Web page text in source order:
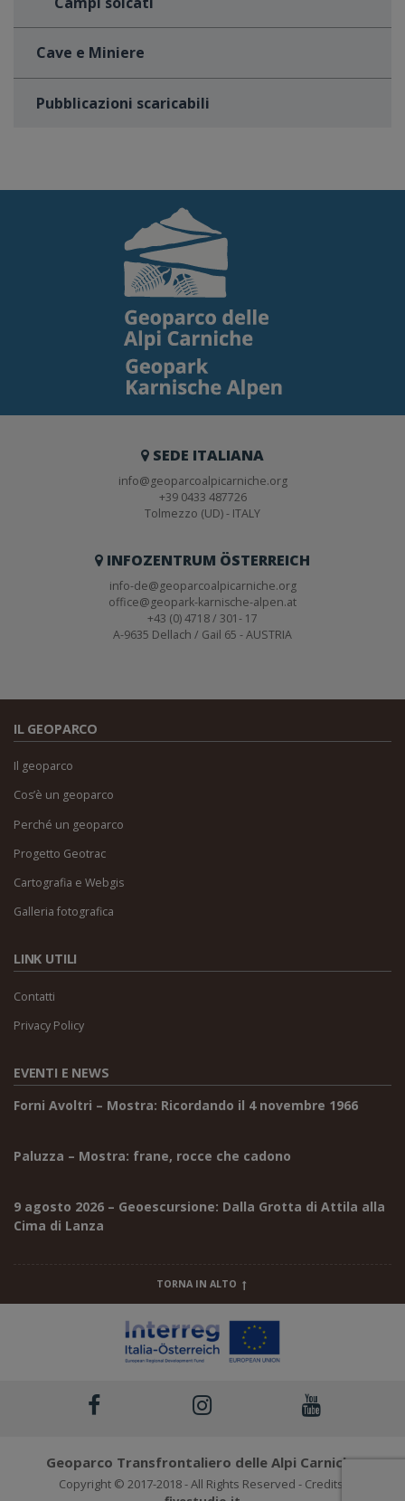
Cave e Miniere
Pubblicazioni scaricabili
SEDE ITALIANA
info@geoparcoalpicarniche.org
+39 0433 487726
Tolmezzo (UD) - ITALY
INFOZENTRUM ÖSTERREICH
info-de@geoparcoalpicarniche.org
office@geopark-karnische-alpen.at
+43 (0) 4718 / 301- 17
A-9635 Dellach / Gail 65 - AUSTRIA
IL GEOPARCO
Il geoparco
Cos’è un geoparco
Perché un geoparco
Progetto Geotrac
Cartografia e Webgis
Galleria fotografica
LINK UTILI
Contatti
Privacy Policy
EVENTI E NEWS
Forni Avoltri – Mostra: Ricordando il 4 novembre 1966
Paluzza – Mostra: frane, rocce che cadono
9 agosto 2026 – Geoescursione: Dalla Grotta di Attila alla
Cima di Lanza
TORNA IN ALTO
Geoparco Transfrontaliero delle Alpi Carniche
Copyright © 2017-2018 - All Rights Reserved - Credits: